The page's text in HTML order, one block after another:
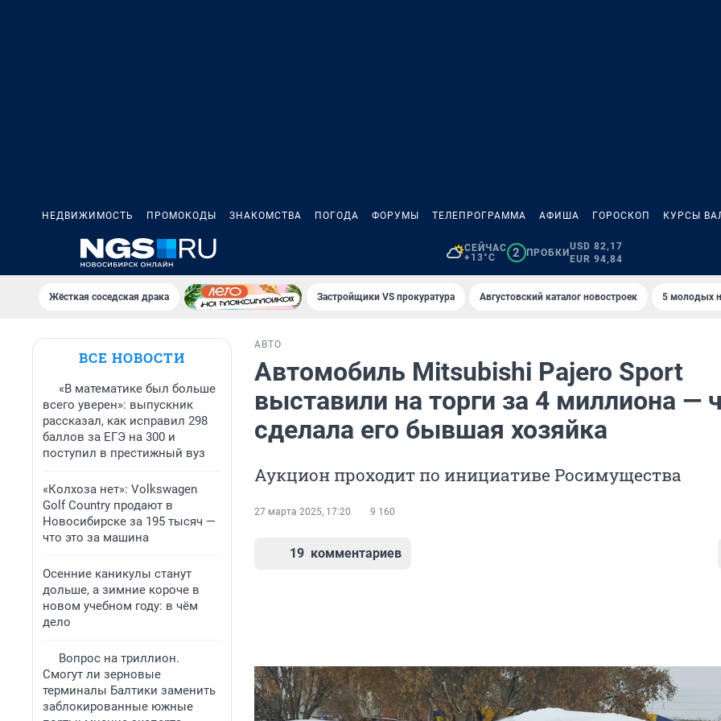
НЕДВИЖИМОСТЬ ПРОМОКОДЫ ЗНАКОМСТВА ПОГОДА ФОРУМЫ ТЕЛЕПРОГРАММА АФИША ГОРОСКОП КУРСЫ
СЕЙЧАС
+13°C
2 ПРОБКИ
USD 82,17
EUR 94,84
Жёсткая соседская драка Застройщики VS прокуратура Августовский каталог новостроек 5 молодых
ВСЕ НОВОСТИ
«В математике был больше
всего уверен»: выпускник
рассказал, как исправил 298
баллов за ЕГЭ на 300 и
поступил в престижный вуз
«Колхоза нет»: Volkswagen
Golf Сountry продают в
Новосибирске за 195 тысяч —
что это за машина
Осенние каникулы станут
дольше, а зимние короче в
новом учебном году: в чём
дело
Вопрос на триллион.
Смогут ли зерновые
терминалы Балтики заменить
заблокированные южные
АВТО
Автомобиль Mitsubishi Pajero Sport
выставили на торги за 4 миллиона —
сделала его бывшая хозяйка
Аукцион проходит по инициативе Росимущества
27 марта 2025, 17:20 9 160
19 комментариев